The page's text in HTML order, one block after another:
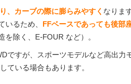
、カーブの際に膨らみやすく なりま
るため、 FFベースであっても後部
除く、E-FOUR など）。
ですが、スポーツモデルなど高出力
ている場合もあります。